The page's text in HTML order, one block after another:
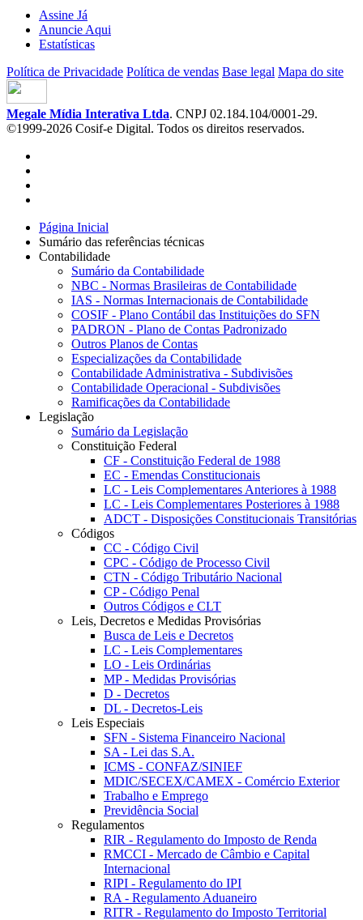
Assine Já
Anuncie Aqui
Estatísticas
Política de Privacidade Política de vendas Base legal Mapa do site
Megale Mídia Interativa Ltda. CNPJ 02.184.104/0001-29.
©1999-2026 Cosif-e Digital. Todos os direitos reservados.
Página Inicial
Sumário das referências técnicas
Contabilidade
Sumário da Contabilidade
NBC - Normas Brasileiras de Contabilidade
IAS - Normas Internacionais de Contabilidade
COSIF - Plano Contábil das Instituições do SFN
PADRON - Plano de Contas Padronizado
Outros Planos de Contas
Especializações da Contabilidade
Contabilidade Administrativa - Subdivisões
Contabilidade Operacional - Subdivisões
Ramificações da Contabilidade
Legislação
Sumário da Legislação
Constituição Federal
CF - Constituição Federal de 1988
EC - Emendas Constitucionais
LC - Leis Complementares Anteriores à 1988
LC - Leis Complementares Posteriores à 1988
ADCT - Disposições Constitucionais Transitórias
Códigos
CC - Código Civil
CPC - Código de Processo Civil
CTN - Código Tributário Nacional
CP - Código Penal
Outros Códigos e CLT
Leis, Decretos e Medidas Provisórias
Busca de Leis e Decretos
LC - Leis Complementares
LO - Leis Ordinárias
MP - Medidas Provisórias
D - Decretos
DL - Decretos-Leis
Leis Especiais
SFN - Sistema Financeiro Nacional
SA - Lei das S.A.
ICMS - CONFAZ/SINIEF
MDIC/SECEX/CAMEX - Comércio Exterior
Trabalho e Emprego
Previdência Social
Regulamentos
RIR - Regulamento do Imposto de Renda
RMCCI - Mercado de Câmbio e Capital
Internacional
RIPI - Regulamento do IPI
RA - Regulamento Aduaneiro
RITR - Regulamento do Imposto Territorial